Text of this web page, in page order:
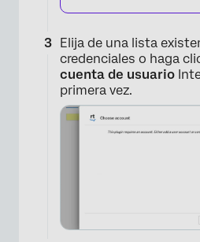
Elija de una lista
credenciales o haga
cuenta de usuario
primera vez.